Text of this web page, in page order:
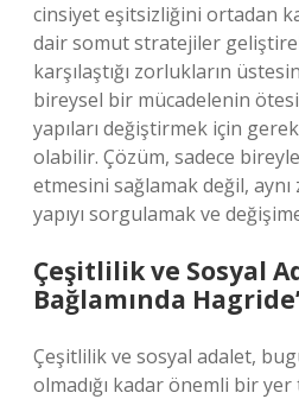
cinsiyet eşitsizliğini ortadan
dair somut stratejiler
karşılaştığı zorlukların
bireysel bir mücadelenin
yapıları değiştirmek için
olabilir. Çözüm, sadece
etmesini sağlamak değil,
yapıyı sorgulamak ve
Çeşitlilik ve Sosyal
Bağlamında
Çeşitlilik ve sosyal adalet,
olmadığı kadar önemli bir